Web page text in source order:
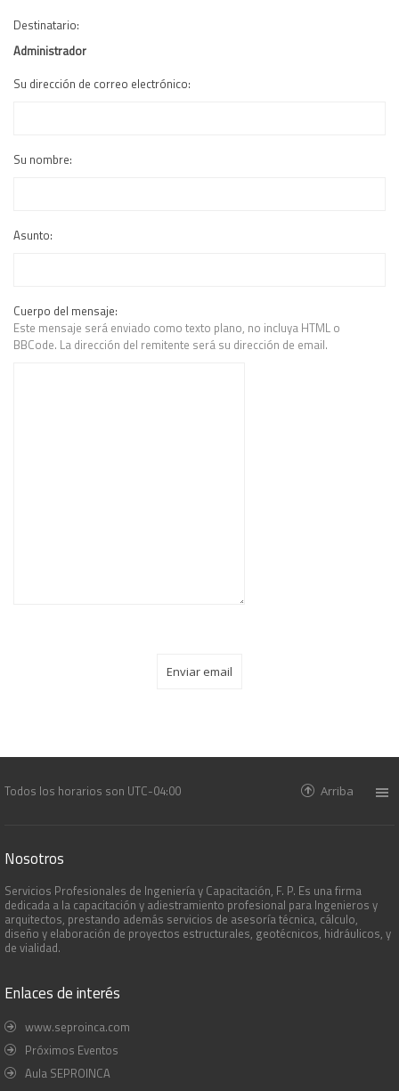
Destinatario:
Administrador
Su dirección de correo electrónico:
Su nombre:
Asunto:
Cuerpo del mensaje:
Este mensaje será enviado como texto plano, no incluya HTML o
BBCode. La dirección del remitente será su dirección de email.
Todos los horarios son UTC-04:00 Arriba
Nosotros
Servicios Profesionales de Ingeniería y Capacitación, F. P. Es una firma
dedicada a la capacitación y adiestramiento profesional para Ingenieros y
arquitectos, prestando además servicios de asesoría técnica, cálculo,
diseño y elaboración de proyectos estructurales, geotécnicos, hidráulicos, y
de vialidad.
Enlaces de interés
www.seproinca.com
Próximos Eventos
Aula SEPROINCA